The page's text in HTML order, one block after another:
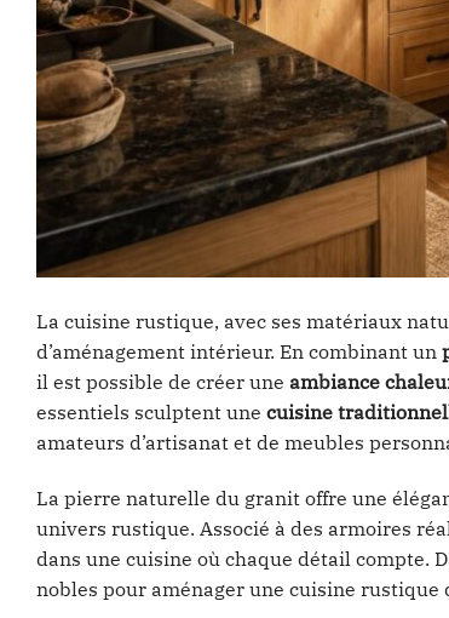
La cuisine rustique, avec ses matériaux
d’aménagement intérieur. En combinant un
il est possible de créer une ambiance
essentiels sculptent une cuisine
amateurs d’artisanat et de meubles
La pierre naturelle du granit offre une
univers rustique. Associé à des armoires
dans une cuisine où chaque détail compte.
nobles pour aménager une cuisine